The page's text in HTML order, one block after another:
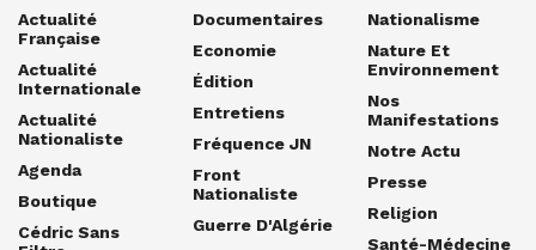
Actualité
Française
Actualité
Internationale
Actualité
Nationaliste
Agenda
Boutique
Cédric Sans
Documentaires
Economie
Édition
Entretiens
Fréquence JN
Front
Nationaliste
Guerre D'Algérie
Nationalisme
Nature Et
Environnement
Nos
Manifestations
Notre Actu
Presse
Religion
Santé-Médecine